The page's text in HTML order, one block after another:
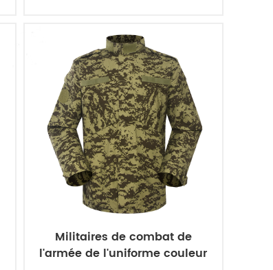
confortable, perméable à l'air et une
bonne absorption de la transpiration, la
solidité de la couleur de l'éclairage, de le
laver et de frotter est de niveau 3-4
Militaires de combat de
l'armée de l'uniforme couleur